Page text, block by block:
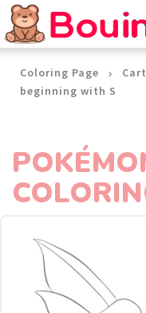
Coloring Page
beginning with S
Cookies management